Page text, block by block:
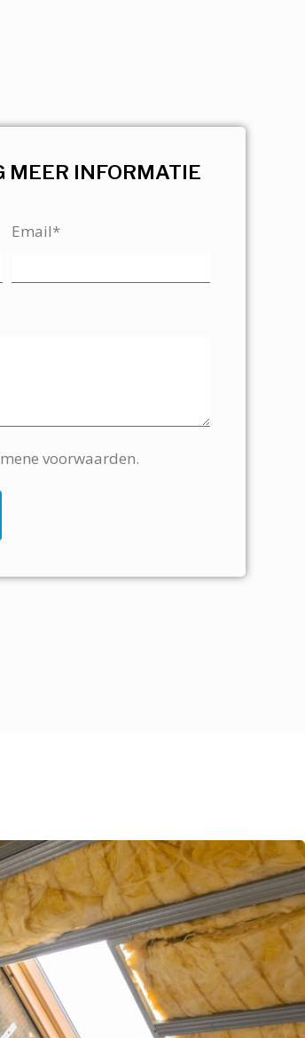
MEER INFORMATIE
Email*
voorwaarden.